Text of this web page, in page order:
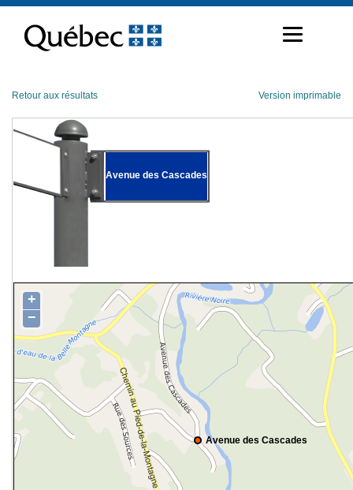
contenu
Retour aux résultats Version imprimable
Avenue des Cascades
Avenue des Cascades
+
−